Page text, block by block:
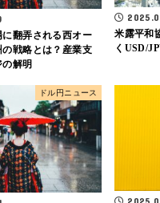
に翻弄される西オー
の戦略とは？産業支
解明
米露平和
くUSD/
ドル円ニュース